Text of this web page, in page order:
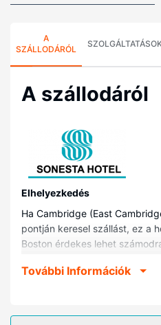
A
SZÁLLODÁRÓL
A szállodáról
Elhelyezkedés
Ha Cambridge (East
pontján keresel szállást, ez a
Boston érdekes lehet
Műszaki Egyetem (MIT) vagy
További Információk